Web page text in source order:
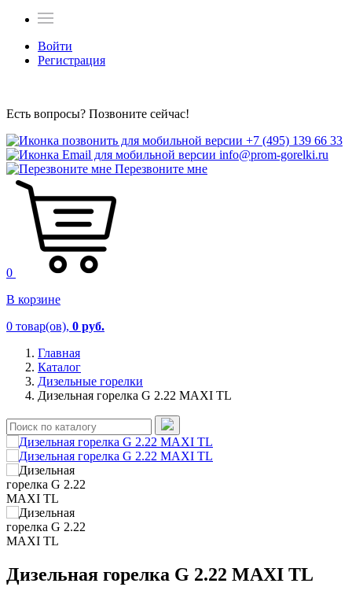
Войти
Регистрация
Есть вопросы? Позвоните сейчас!
+7 (495) 139 66 33
info@prom-gorelki.ru
Перезвоните мне
0
В корзине
0 товар(ов), 0 руб.
Главная
Каталог
Дизельные горелки
Дизельная горелка G 2.22 MAXI TL
Дизельная горелка G 2.22 MAXI TL